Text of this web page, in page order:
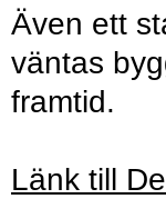
Även ett
väntas
framtid.
Länk till